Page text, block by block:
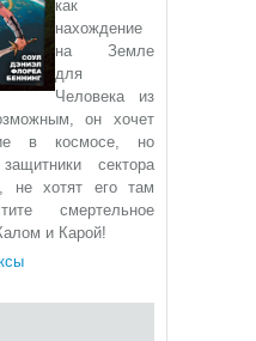
как
нахождение
на Земле
для
Человека из
он хочет
в космосе, но
сектора
не хотят его там
смертельное
и Карой!